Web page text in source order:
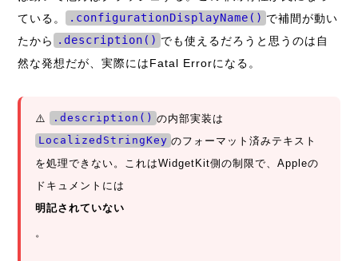
ている。
.configurationDisplayName() で補間が動い
たから
.description() でも使えるだろうと思うのは自
然な発想だが、実際にはFatal Errorになる。
⚠️ .description() の内部実装は
LocalizedStringKey のフォーマット済みテキスト
を処理できない。これはWidgetKit側の制限で、Appleの
ドキュメントには
明記されていない
。